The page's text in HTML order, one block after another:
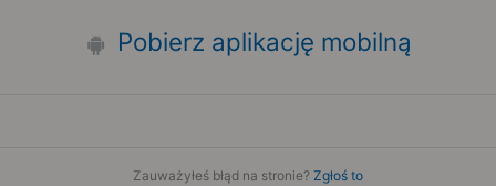
Pobierz aplikację mobilną
Zauważyłeś błąd na stronie? Zgłoś to